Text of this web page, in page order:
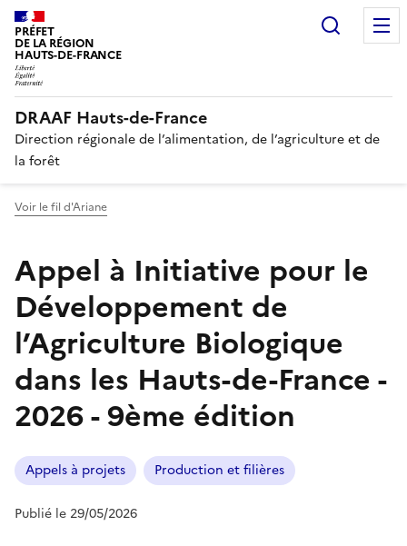
PRÉFET
DE LA RÉGION
HAUTS-DE-FRANCE
DRAAF Hauts-de-France
Direction régionale de l’alimentation, de l’agriculture et de
la forêt
Voir le fil d'Ariane
Appel à Initiative pour le
Développement de
l’Agriculture Biologique
dans les Hauts-de-France -
2026 - 9ème édition
Appels à projets Production et filières
Publié le 29/05/2026